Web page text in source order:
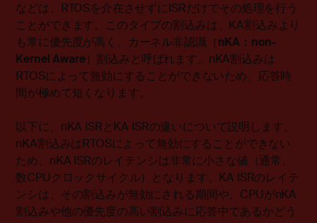
などは、RTOSを介在させずにISRだけでその処理を行う
ことができます。このタイプの割込みは、KA割込みより
も常に優先度が高く、カーネル非認識（nKA：non-
Kernel Aware）割込みと呼ばれます。nKA割込みは
RTOSによって無効にすることができないため、応答時
間が極めて短くなります。
以下に、nKA ISRとKA ISRの違いについて説明します。
nKA割込みはRTOSによって無効にすることができない
ため、nKA ISRのレイテンシは非常に小さな値（通常、
数CPUクロックサイクル）となります。KA ISRのレイテ
ンシは、その割込みが無効にされる期間や、CPUがnKA
割込みや他の優先度の高い割込みに応答中であるかどう